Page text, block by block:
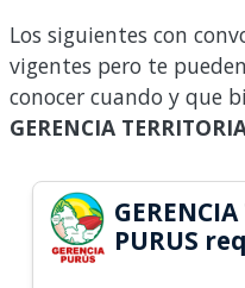
Los siguientes con
vigentes pero te
conocer cuando y que
GERENCIA
PURUS